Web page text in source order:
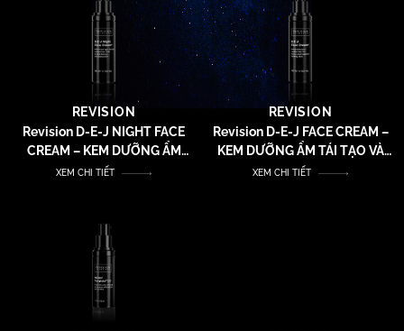
REVISION
Revision D-E-J NIGHT FACE
CREAM – KEM DƯỠNG ẨM
CHỐNG LÃO HOÁ CHUYÊN
XEM CHI TIẾT
REVISION
Revision D-E-J FACE CREAM –
KEM DƯỠNG ẨM TÁI TẠO VÀ
TRẺ HOÁ DA TOÀN DIỆN
XEM CHI TIẾT